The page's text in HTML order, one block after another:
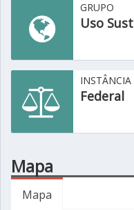
GRUPO
Uso
INSTÂNCIA
Federal
Mapa
Mapa